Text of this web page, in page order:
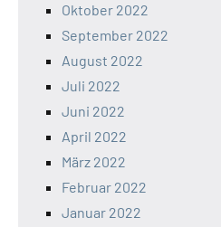
Oktober 2022
September 2022
August 2022
Juli 2022
Juni 2022
April 2022
März 2022
Februar 2022
Januar 2022